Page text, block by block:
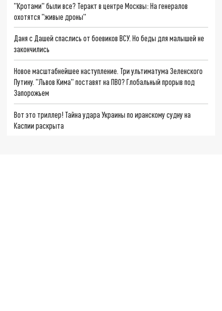
"Кротами" были все? Теракт в центре Москвы: На генералов
охотятся "живые дроны"
Даня с Дашей спаслись от боевиков ВСУ. Но беды для малышей не
закончились
Новое масштабнейшее наступление. Три ультиматума Зеленского
Путину. "Львов Кима" поставят на ПВО? Глобальный прорыв под
Запорожьем
Вот это триллер! Тайна удара Украины по иранскому судну на
Каспии раскрыта